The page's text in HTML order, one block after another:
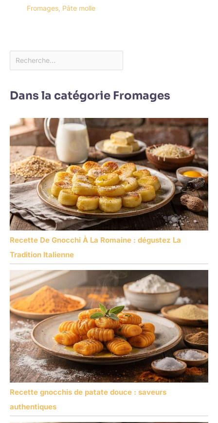
Fromages, Pâte molle
Dans la catégorie Fromages
Recette De Gnocchi À La Romaine : dégustez La
Tradition Italienne
Recette gnocchis de patate douce : saveurs
authentiques